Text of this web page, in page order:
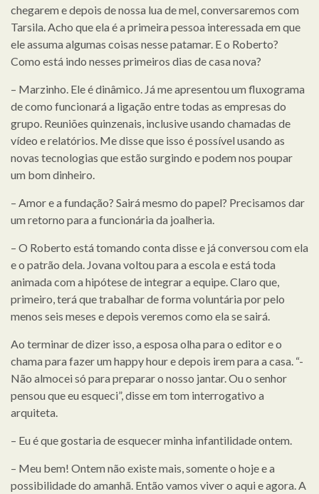
chegarem e depois de nossa lua de mel, conversaremos com
Tarsila. Acho que ela é a primeira pessoa interessada em que
ele assuma algumas coisas nesse patamar. E o Roberto?
Como está indo nesses primeiros dias de casa nova?
– Marzinho. Ele é dinâmico. Já me apresentou um fluxograma
de como funcionará a ligação entre todas as empresas do
grupo. Reuniões quinzenais, inclusive usando chamadas de
vídeo e relatórios. Me disse que isso é possível usando as
novas tecnologias que estão surgindo e podem nos poupar
um bom dinheiro.
– Amor e a fundação? Sairá mesmo do papel? Precisamos dar
um retorno para a funcionária da joalheria.
– O Roberto está tomando conta disse e já conversou com ela
e o patrão dela. Jovana voltou para a escola e está toda
animada com a hipótese de integrar a equipe. Claro que,
primeiro, terá que trabalhar de forma voluntária por pelo
menos seis meses e depois veremos como ela se sairá.
Ao terminar de dizer isso, a esposa olha para o editor e o
chama para fazer um happy hour e depois irem para a casa. “-
Não almocei só para preparar o nosso jantar. Ou o senhor
pensou que eu esqueci”, disse em tom interrogativo a
arquiteta.
– Eu é que gostaria de esquecer minha infantilidade ontem.
– Meu bem! Ontem não existe mais, somente o hoje e a
possibilidade do amanhã. Então vamos viver o aqui e agora. A